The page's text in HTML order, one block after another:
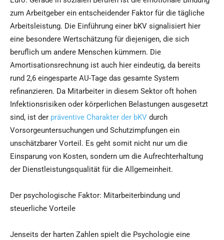
zum Arbeitgeber ein entscheidender Faktor für die tägliche
Arbeitsleistung. Die Einführung einer bKV signalisiert hier
eine besondere Wertschätzung für diejenigen, die sich
beruflich um andere Menschen kümmern. Die
Amortisationsrechnung ist auch hier eindeutig, da bereits
rund 2,6 eingesparte AU-Tage das gesamte System
refinanzieren. Da Mitarbeiter in diesem Sektor oft hohen
Infektionsrisiken oder körperlichen Belastungen ausgesetzt
sind, ist der präventive Charakter der bKV durch
Vorsorgeuntersuchungen und Schutzimpfungen ein
unschätzbarer Vorteil. Es geht somit nicht nur um die
Einsparung von Kosten, sondern um die Aufrechterhaltung
der Dienstleistungsqualität für die Allgemeinheit.
Der psychologische Faktor: Mitarbeiterbindung und
steuerliche Vorteile
Jenseits der harten Zahlen spielt die Psychologie eine